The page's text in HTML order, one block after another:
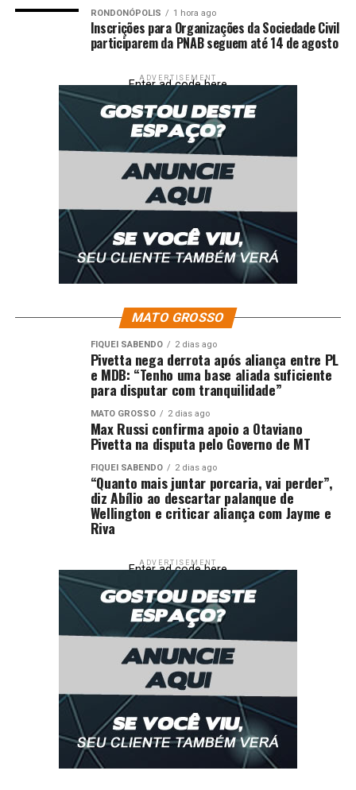
RONDONÓPOLIS 1 hora ago
Inscrições para Organizações da Sociedade Civil
participarem da PNAB seguem até 14 de agosto
ADVERTISEMENT
Enter ad code here
MATO GROSSO
FIQUEI SABENDO 2 dias ago
Pivetta nega derrota após aliança entre PL
e MDB: “Tenho uma base aliada suficiente
para disputar com tranquilidade”
MATO GROSSO 2 dias ago
Max Russi confirma apoio a Otaviano
Pivetta na disputa pelo Governo de MT
FIQUEI SABENDO 2 dias ago
“Quanto mais juntar porcaria, vai perder”,
diz Abílio ao descartar palanque de
Wellington e criticar aliança com Jayme e
Riva
ADVERTISEMENT
Enter ad code here